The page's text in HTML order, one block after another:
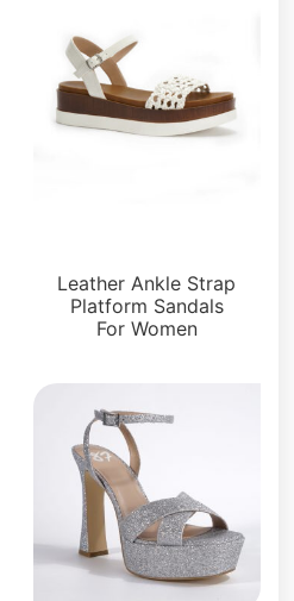
Leather Ankle Strap
Platform Sandals
For Women